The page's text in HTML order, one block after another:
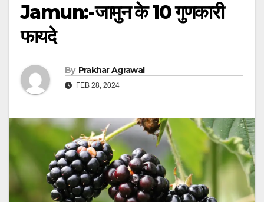
Jamun:-जामुन के 10 गुणकारी
फायदे
By Prakhar Agrawal
FEB 28, 2024